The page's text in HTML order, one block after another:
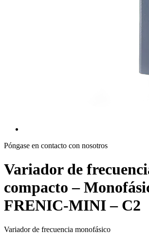
Póngase en contacto con nosotros
Variador de
compacto –
FRENIC-MINI – C2
Variador de frecuencia monofásico